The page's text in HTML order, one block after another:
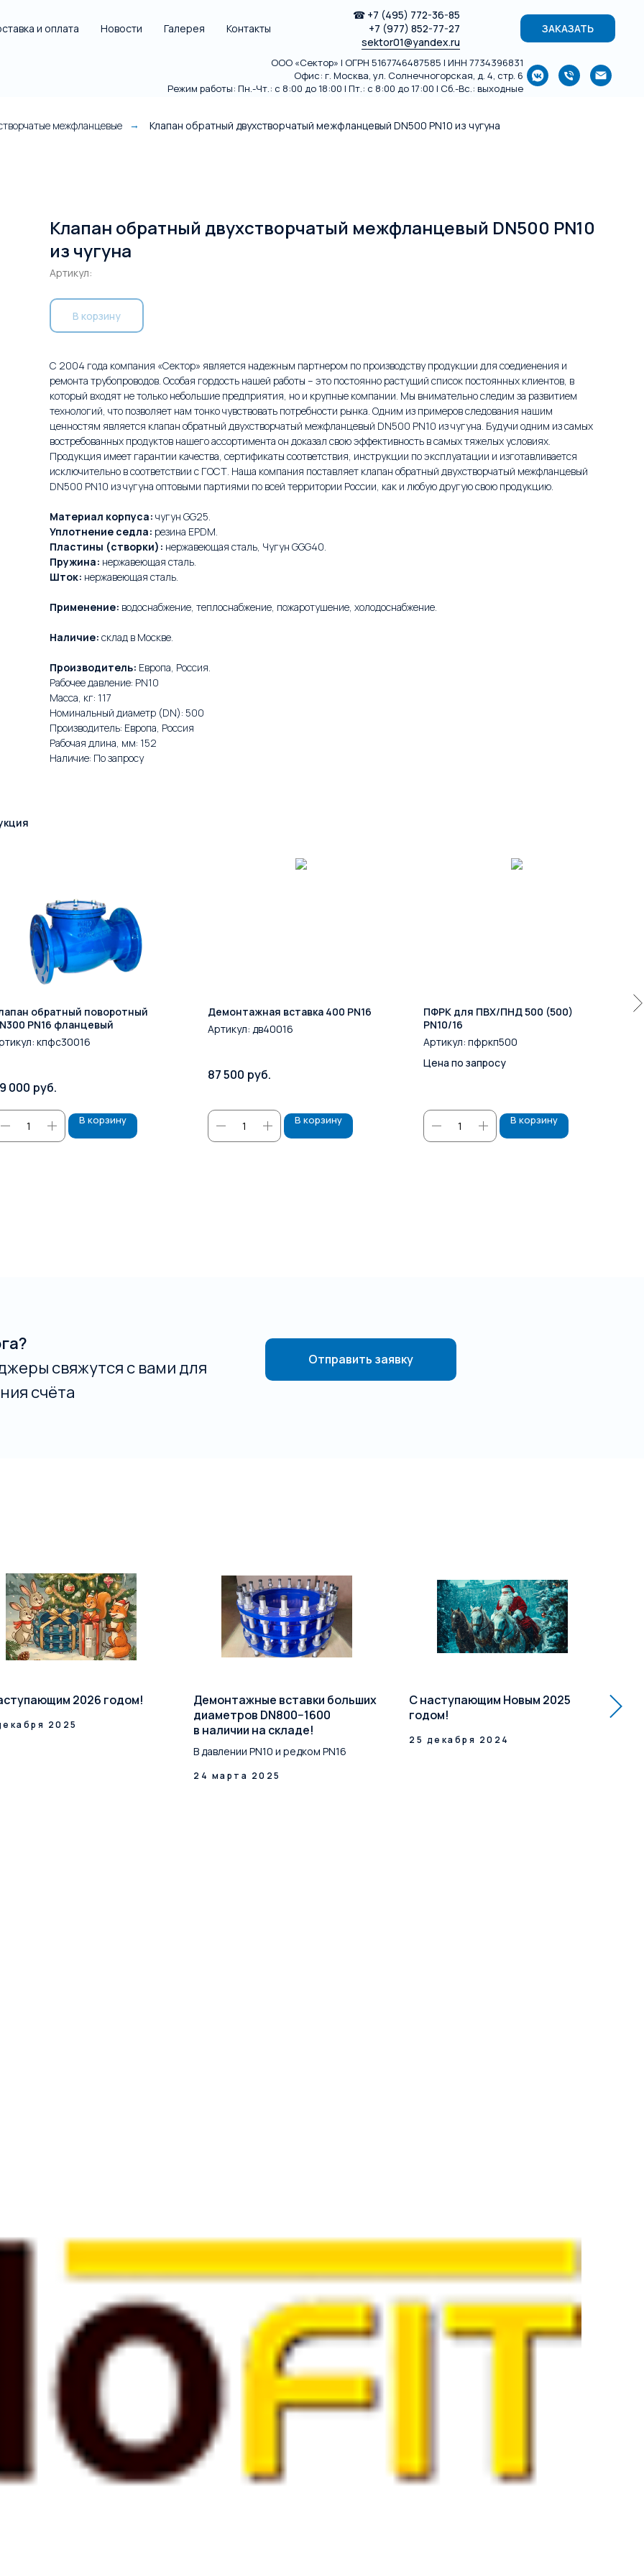
и оплата Новости Галерея Контакты
☎ +7 (495) 772-36-85
+7 (977) 852-77-27
sektor01@yandex.ru
ЗАКАЗАТЬ
ООО «Сектор» | ОГРН 5167746487585 | ИНН 7734396831
Офис: г. Москва, ул. Солнечногорская, д. 4, стр. 6
Режим работы: Пн.-Чт.: с 8:00 до 18:00 | Пт.: с 8:00 до 17:00 | Сб.-Вс.: выходные
межфланцевые → Клапан обратный двухстворчатый межфланцевый DN500 PN10 из чугуна
Клапан обратный двухстворчатый межфланцевый DN500 PN10
из чугуна
Артикул:
В корзину
С 2004 года компания «Сектор» является надежным партнером по производству продукции для соедиенения и
ремонта трубопроводов. Особая гордость нашей работы – это постоянно растущий список постоянных клиентов, в
который входят не только небольшие предприятия, но и крупные компании. Мы внимательно следим за развитием
технологий, что позволяет нам тонко чувствовать потребности рынка. Одним из примеров следования нашим
ценностям является клапан обратный двухстворчатый межфланцевый DN500 PN10 из чугуна. Будучи одним из самых
востребованных продуктов нашего ассортимента он доказал свою эффективность в самых тяжелых условиях.
Продукция имеет гарантии качества, сертификаты соответствия, инструкции по эксплуатации и изготавливается
исключительно в соответствии с ГОСТ. Наша компания поставляет клапан обратный двухстворчатый межфланцевый
DN500 PN10 из чугуна оптовыми партиями по всей территории России, как и любую другую свою продукцию.
Материал корпуса: чугун GG25.
Уплотнение седла: резина EPDM.
Пластины (створки): нержавеющая сталь, Чугун GGG40.
Пружина: нержавеющая сталь.
Шток: нержавеющая сталь.
Применение: водоснабжение, теплоснабжение, пожаротушение, холодоснабжение.
Наличие: склад в Москве.
Производитель: Европа, Россия.
Рабочее давление: PN10
Масса, кг: 117
Номинальный диаметр (DN): 500
Производитель: Европа, Россия
Рабочая длина, мм: 152
Наличие: По запросу
обратный поворотный
PN16 фланцевый
кпфс30016
000 руб.
В корзину
Демонтажная вставка 400 PN16
Артикул: дв40016
87 500 руб.
В корзину
ПФРК для ПВХ/ПНД 500 (500)
PN10/16
Артикул: пфркп500
Цена по запросу
В корзину
свяжутся с вами для
счёта
Отправить заявку
2026 годом!
2025
Демонтажные вставки больших
диаметров DN800−1600
в наличии на складе!
В давлении PN10 и редком PN16
24 марта 2025
С наступающим Новым 2025
годом!
25 декабря 2024